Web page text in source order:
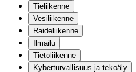
Tieliikenne
Vesiliikenne
Raideliikenne
Ilmailu
Tietoliikenne
Kyberturvallisuus ja tekoäly